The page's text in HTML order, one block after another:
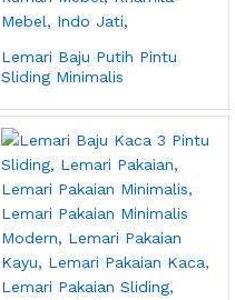
Lemari Baju Putih Pintu
Sliding Minimalis